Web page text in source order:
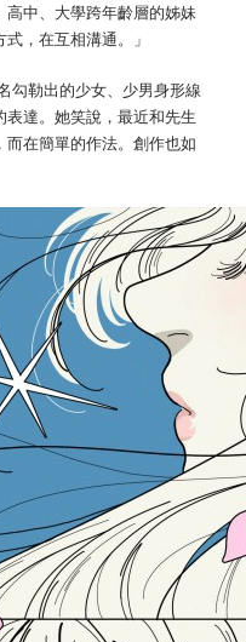
中、大學跨年齡層的姊妹
，在互相溝通。」
勾勒出的少女、少男身形線
達。她笑說，最近和先生
在簡單的作法。創作也如